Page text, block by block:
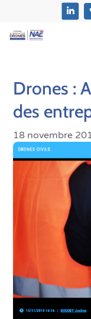
Drones :
des
18 novembre